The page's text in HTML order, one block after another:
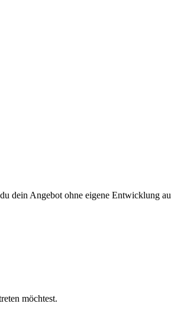
dein Angebot ohne eigene Entwicklung
möchtest.